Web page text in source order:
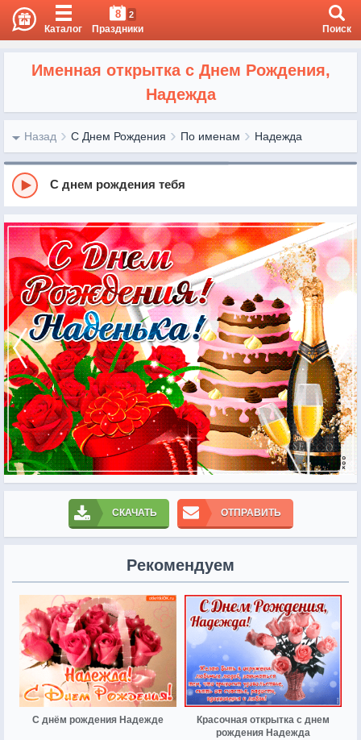
Каталог
8 2
Праздники Поиск
Именная открытка с Днем Рождения,
Надежда
Назад С Днем Рождения По именам Надежда
С днем рождения тебя
СКАЧАТЬ ОТПРАВИТЬ
Рекомендуем
С днём рождения Надежде
Красочная открытка с днем
рождения Надежда